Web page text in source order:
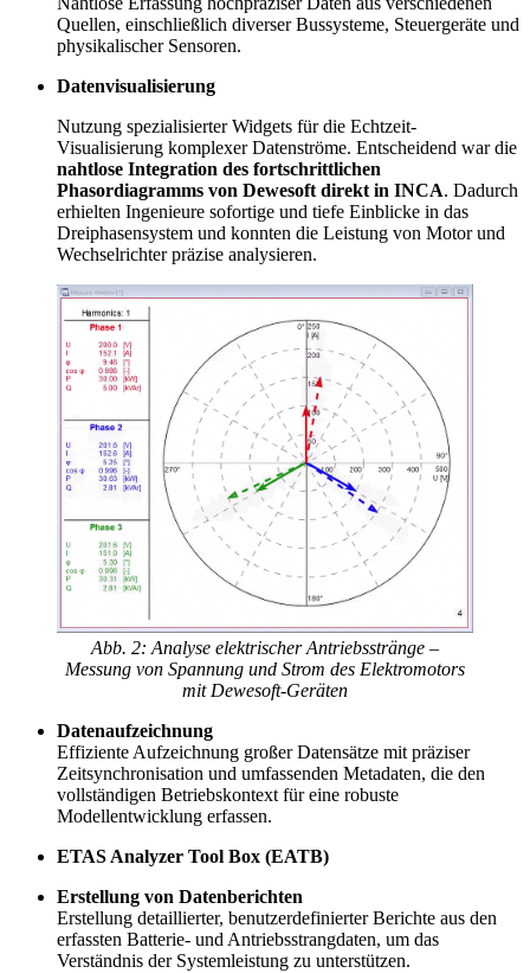
Quellen, einschließlich diverser Bussysteme, Steuergeräte und
physikalischer Sensoren.
Datenvisualisierung
Nutzung spezialisierter Widgets für die Echtzeit-
Visualisierung komplexer Datenströme. Entscheidend war die
nahtlose Integration des fortschrittlichen
Phasordiagramms von Dewesoft direkt in INCA. Dadurch
erhielten Ingenieure sofortige und tiefe Einblicke in das
Dreiphasensystem und konnten die Leistung von Motor und
Wechselrichter präzise analysieren.
Abb. 2: Analyse elektrischer Antriebsstränge –
Messung von Spannung und Strom des Elektromotors
mit Dewesoft-Geräten
Datenaufzeichnung
Effiziente Aufzeichnung großer Datensätze mit präziser
Zeitsynchronisation und umfassenden Metadaten, die den
vollständigen Betriebskontext für eine robuste
Modellentwicklung erfassen.
ETAS Analyzer Tool Box (EATB)
Erstellung von Datenberichten
Erstellung detaillierter, benutzerdefinierter Berichte aus den
erfassten Batterie- und Antriebsstrangdaten, um das
Verständnis der Systemleistung zu unterstützen.